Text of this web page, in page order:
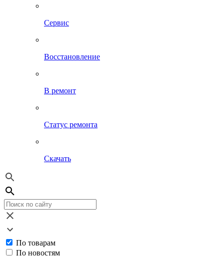
Сервис
Восстановление
В ремонт
Статус ремонта
Скачать
По товарам
По новостям